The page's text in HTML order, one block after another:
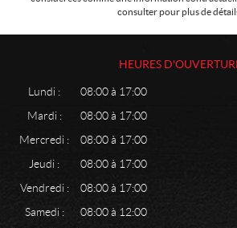
consulter pour plus de
HEURES
Lundi :
08:00 à 17:00
Mardi :
08:00 à 17:00
Mercredi :
08:00 à 17:00
Jeudi :
08:00 à 17:00
Vendredi :
08:00 à 17:00
Samedi :
08:00 à 12:00